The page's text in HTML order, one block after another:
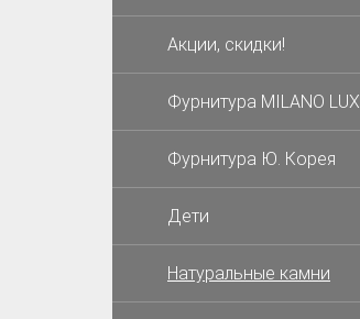
Акции, скидки!
Фурнитура MILANO LUX
Фурнитура Ю. Корея
Дети
Натуральные камни